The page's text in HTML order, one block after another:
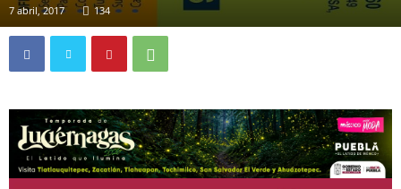
7 abril, 2017 134